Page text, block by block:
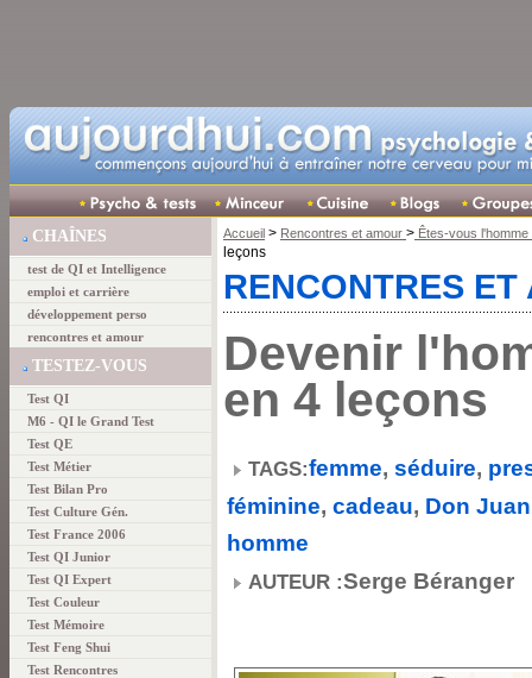
CHAÎNES
test de QI et Intelligence
emploi et carrière
développement perso
rencontres et amour
TESTEZ-VOUS
Test QI
M6 - QI le Grand Test
Test QE
Test Métier
Test Bilan Pro
Test Culture Gén.
Test France 2006
Test QI Junior
Test QI Expert
Test Couleur
Test Mémoire
Test Feng Shui
Test Rencontres
Accueil > Rencontres et amour > Êtes-vous l'homme
leçons
RENCONTRES ET
Devenir
en 4 leçons
TAGS:femme, séduire,
féminine, cadeau, Don Juan
homme
AUTEUR :Serge Béranger